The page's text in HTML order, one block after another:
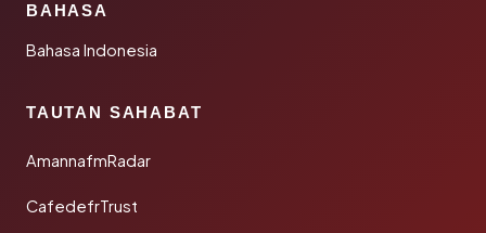
BAHASA
Bahasa Indonesia
TAUTAN SAHABAT
AmannafmRadar
CafedefrTrust